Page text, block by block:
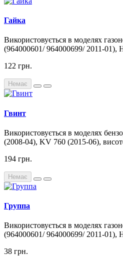
Гайка
Використовується в моделях
(964000601/ 964000699/ 2011-01),
122 грн.
Немає
Гвинт
Використовується в моделях
(2008-04), KV 760 (2015-06),
194 грн.
Немає
Группа
Використовується в моделях
(964000601/ 964000699/ 2011-01),
38 грн.